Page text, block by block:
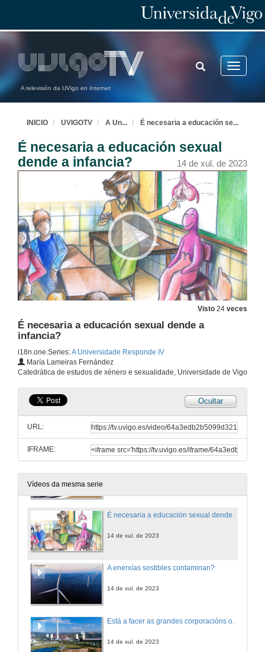
A televisión da UVigo en Internet
Toggle
TOGGLE
SEARCH
INICIO UVIGOTV A Un... É necesaria a educación se...
É necesaria a educación sexual
dende a infancia?
14 de xul. de 2023
Visto 24 veces
É necesaria a educación sexual dende a
infancia?
i18n.one.Series:A Universidade Responde IV
María Lameiras Fernández
Catedrática de estudos de xénero e sexualidade, Universidade de Vigo
Ocultar
URL:
IFRAME:
Vídeos da mesma serie
Beber auga cando comemos marisco é perxudicial?
14 de xul. de 2023
A enerxías sostibles contaminan?
14 de xul. de 2023
14 de xul. de 2023